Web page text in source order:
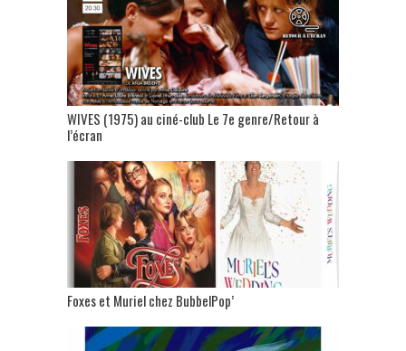
WIVES (1975) au ciné-club Le 7e genre/Retour à
l’écran
Foxes et Muriel chez BubbelPop’